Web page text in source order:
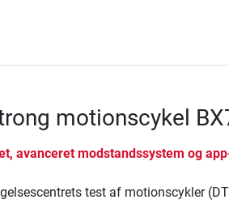
motionscykel
avanceret modstandssystem og
test af motionscykler